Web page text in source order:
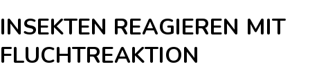
INSEKTEN REAGIEREN MIT
FLUCHTREAKTION